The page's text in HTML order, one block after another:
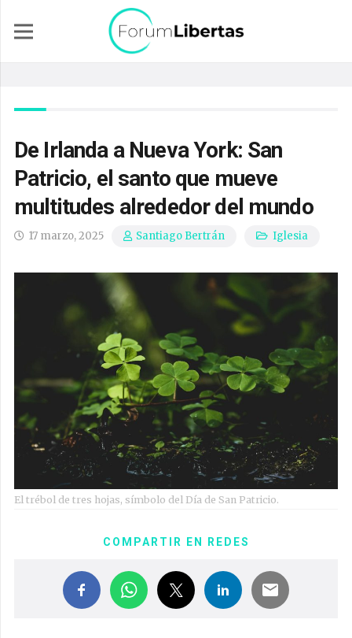
De Irlanda a Nueva York: San
Patricio, el santo que mueve
multitudes alrededor del mundo
17 marzo, 2025 Santiago Bertrán Iglesia
El trébol de tres hojas, símbolo del Día de San Patricio.
COMPARTIR EN REDES